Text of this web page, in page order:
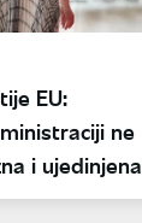
EU:
ne
i ujedinjena